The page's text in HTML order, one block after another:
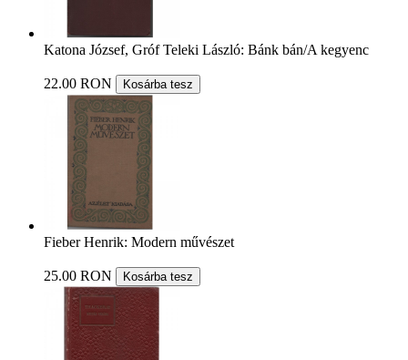
Katona József, Gróf Teleki László: Bánk bán/A kegyenc
22.00 RON Kosárba tesz
Fieber Henrik: Modern művészet
25.00 RON Kosárba tesz